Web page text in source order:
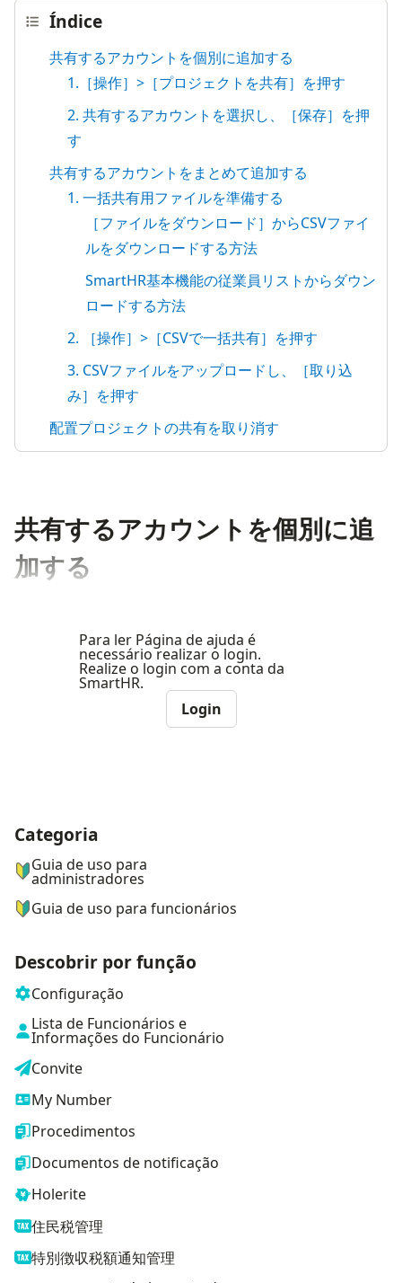
Índice
共有するアカウントを個別に追加する
1.［操作］>［プロジェクトを共有］を押す
2. 共有するアカウントを選択し、［保存］を押
す
共有するアカウントをまとめて追加する
1. 一括共有用ファイルを準備する
［ファイルをダウンロード］からCSVファイ
ルをダウンロードする方法
SmartHR基本機能の従業員リストからダウン
ロードする方法
2. ［操作］>［CSVで一括共有］を押す
3. CSVファイルをアップロードし、［取り込
み］を押す
配置プロジェクトの共有を取り消す
共有するアカウントを個別に追
加する
Para ler Página de ajuda é
necessário realizar o login.
Realize o login com a conta da
SmartHR.
Login
ナビゲーションメニュー
Categoria
Guia de uso para
administradores
Guia de uso para funcionários
Descobrir por função
Configuração
Lista de Funcionários e
Informações do Funcionário
Convite
My Number
Procedimentos
Documentos de notificação
Holerite
住民税管理
特別徴収税額通知管理